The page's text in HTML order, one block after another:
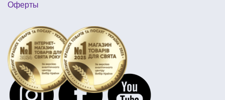
купить фату на девичник киев
Оферты